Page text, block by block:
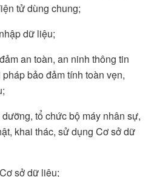
tử dùng chung;
dữ liệu;
an toàn, an ninh thông tin
bảo đảm tính toàn vẹn,
tổ chức bộ máy nhân sự,
khai thác, sử dụng Cơ sở dữ
sở dữ liệu;